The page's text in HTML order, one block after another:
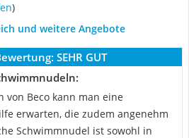
)
und weitere Angebote
SEHR GUT
Beco kann man eine
erwarten, die zudem angenehm
Schwimmnudel ist sowohl in